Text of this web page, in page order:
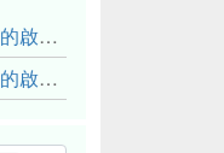
看見社會： STS 觀點對設計史／研究的啟發與反思（下）
看見社會： STS 觀點對設計史／研究的啟發與反思（上）